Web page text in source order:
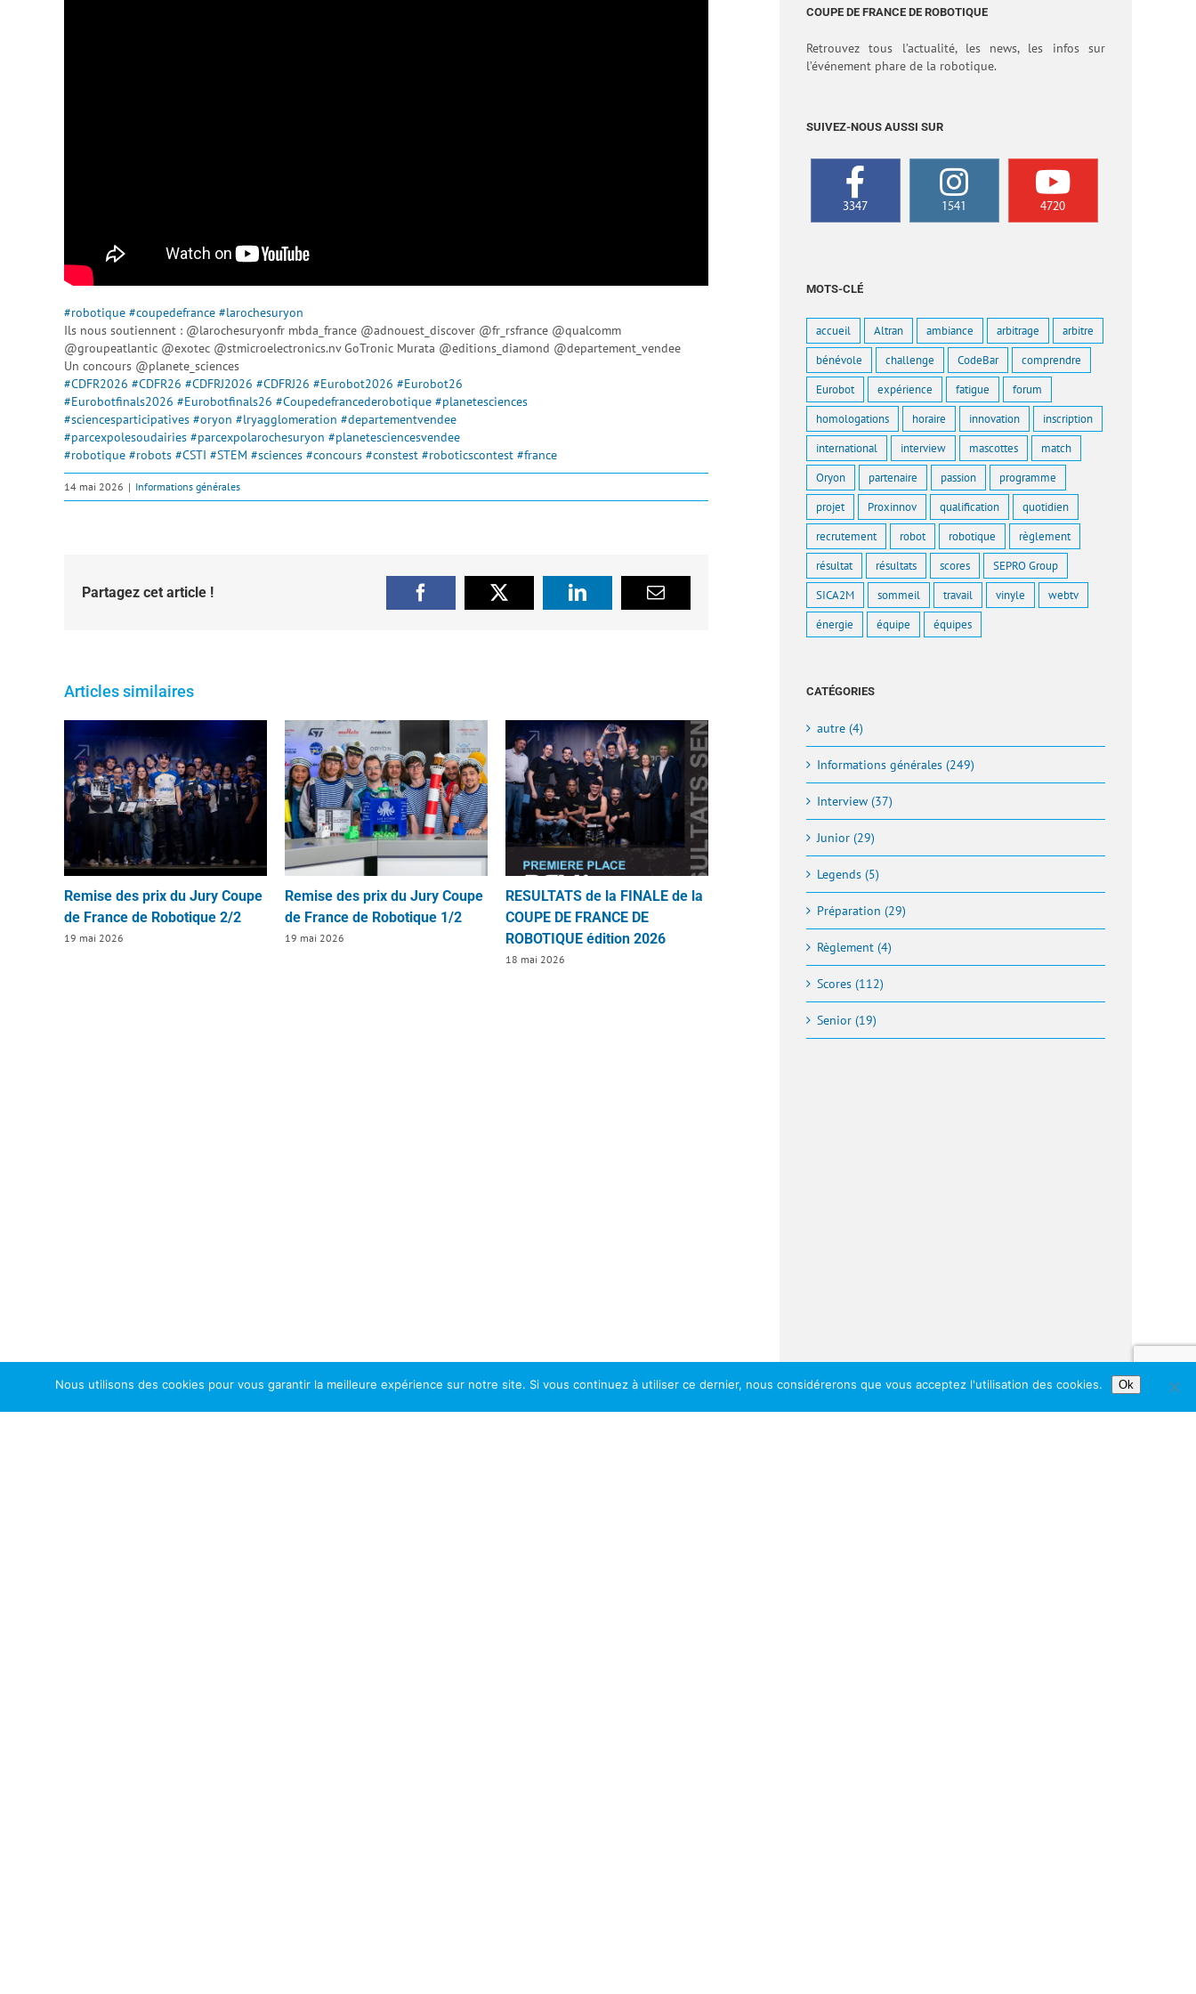
#robotique #coupedefrance #larochesuryon
Ils nous soutiennent : @larochesuryonfr mbda_france @adnouest_discover @fr_rsfrance @qualcomm
@groupeatlantic @exotec @stmicroelectronics.nv GoTronic Murata @editions_diamond @departement_vendee
Un concours @planete_sciences
#CDFR2026 #CDFR26 #CDFRJ2026 #CDFRJ26 #Eurobot2026 #Eurobot26
#Eurobotfinals2026 #Eurobotfinals26 #Coupedefrancederobotique #planetesciences
#sciencesparticipatives #oryon #lryagglomeration #departementvendee
#parcexpolesoudairies #parcexpolarochesuryon #planetesciencesvendee
#robotique #robots #CSTI #STEM #sciences #concours #constest #roboticscontest #france
14 mai 2026 | Informations générales
Partagez cet article ! Facebook X LinkedIn Email
Articles similaires
Remise des prix du Jury Coupe
de France de Robotique 2/2
19 mai 2026
Remise des prix du Jury Coupe
de France de Robotique 1/2
19 mai 2026
RESULTATS de la FINALE de la
COUPE DE FRANCE DE
ROBOTIQUE édition 2026
18 mai 2026
COUPE DE FRANCE DE ROBOTIQUE
Retrouvez tous l’actualité, les news, les infos sur
l’événement phare de la robotique.
SUIVEZ-NOUS AUSSI SUR
3347 1541 4720
MOTS-CLÉ
accueil Altran ambiance arbitrage arbitre
bénévole challenge CodeBar comprendre
Eurobot expérience fatigue forum
homologations horaire innovation inscription
international interview mascottes match
Oryon partenaire passion programme
projet Proxinnov qualification quotidien
recrutement robot robotique règlement
résultat résultats scores SEPRO Group
SICA2M sommeil travail vinyle webtv
énergie équipe équipes
CATÉGORIES
autre (4)
Informations générales (249)
Interview (37)
Junior (29)
Legends (5)
Préparation (29)
Règlement (4)
Scores (112)
Senior (19)
Nous utilisons des cookies pour vous garantir la meilleure expérience sur notre site. Si vous continuez à utiliser ce dernier, nous considérerons que vous acceptez l'utilisation des cookies. Ok